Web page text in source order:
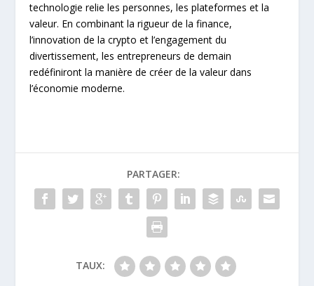
technologie relie les personnes, les plateformes et la
valeur. En combinant la rigueur de la finance,
l’innovation de la crypto et l’engagement du
divertissement, les entrepreneurs de demain
redéfiniront la manière de créer de la valeur dans
l’économie moderne.
PARTAGER:
TAUX: